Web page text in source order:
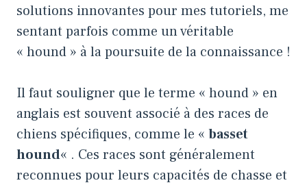
solutions innovantes pour mes tutoriels, me
sentant parfois comme un véritable
« hound » à la poursuite de la connaissance !
Il faut souligner que le terme « hound » en
anglais est souvent associé à des races de
chiens spécifiques, comme le « basset
hound« . Ces races sont généralement
reconnues pour leurs capacités de chasse et